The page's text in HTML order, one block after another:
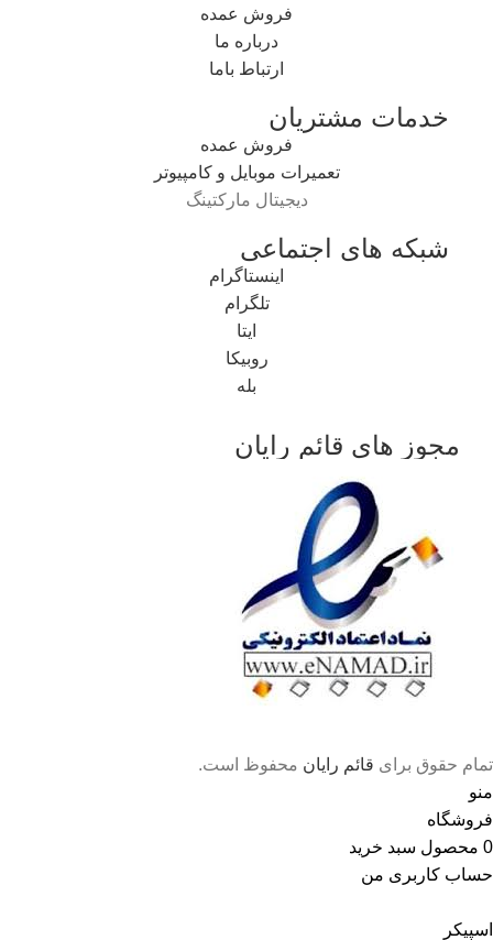
فروش عمده
درباره ما
ارتباط باما
خدمات مشتریان
فروش عمده
تعمیرات موبایل و کامپیوتر
دیجیتال مارکتینگ
شبکه های اجتماعی
اینستاگرام
تلگرام
ایتا
روبیکا
بله
مجوز های قائم رایان
تمام حقوق برای قائم رایان محفوظ است.
منو
فروشگاه
0 محصول سبد خرید
حساب کاربری من
اسپیکر